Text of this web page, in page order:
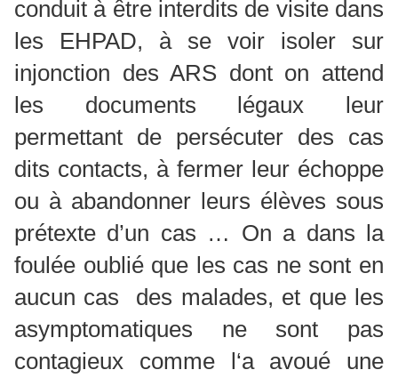
conduit à être interdits de visite dans
les EHPAD, à se voir isoler sur
injonction des ARS dont on attend
les documents légaux leur
permettant de persécuter des cas
dits contacts, à fermer leur échoppe
ou à abandonner leurs élèves sous
prétexte d’un cas … On a dans la
foulée oublié que les cas ne sont en
aucun cas des malades, et que les
asymptomatiques ne sont pas
contagieux comme l‘a avoué une